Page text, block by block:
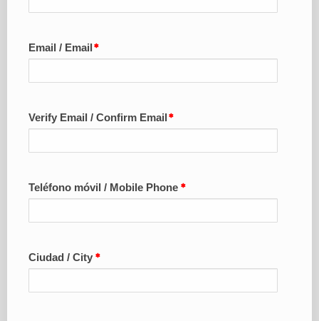
Email / Email
Verify Email / Confirm Email
Teléfono móvil / Mobile Phone
Ciudad / City